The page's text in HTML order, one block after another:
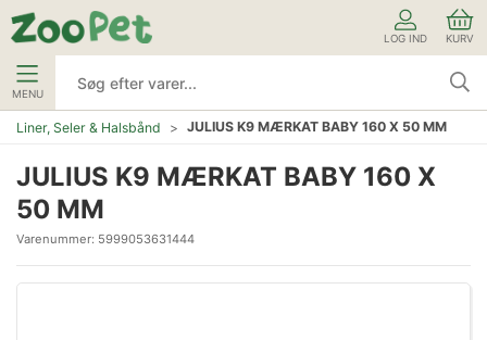
LOG IND KURV
MENU
Liner, Seler & Halsbånd JULIUS K9 MÆRKAT BABY 160 X 50 MM
JULIUS K9 MÆRKAT BABY 160 X
50 MM
Varenummer: 5999053631444